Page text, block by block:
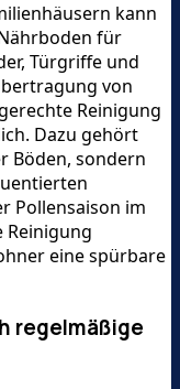
kann
für
Türgriffe und
von
Reinigung
Dazu gehört
Böden, sondern
Pollensaison im
Reinigung
eine spürbare
regelmäßige